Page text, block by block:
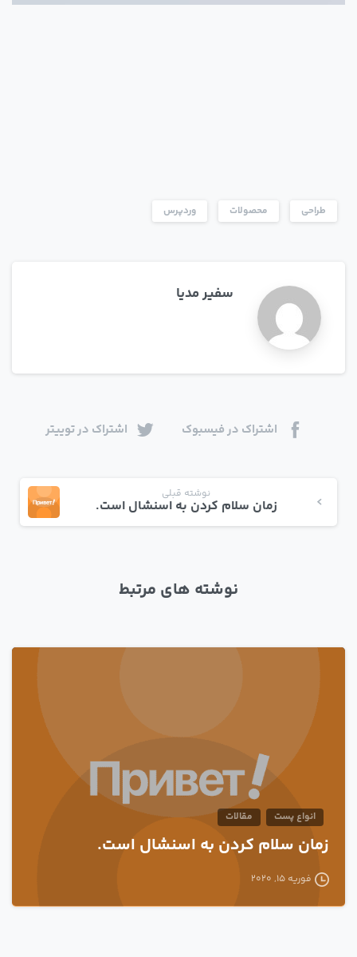
طراحی محصولات وردپرس
سفیر مدیا
اشتراک در فیسبوک اشتراک در توییتر
نوشته قبلی
زمان سلام کردن به اسنشال است.
نوشته های مرتبط
انواع پست مقالات
زمان سلام کردن به اسنشال است.
فوریه 15, 2020